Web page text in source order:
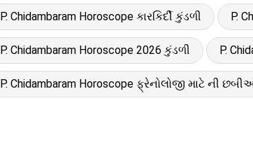
P. Chidambaram Horoscope કારકિર્દી કુંડળી P.
P. Chidambaram Horoscope 2026 કુંડળી P.
P. Chidambaram Horoscope ફ્રેનોલોજી માટે ની